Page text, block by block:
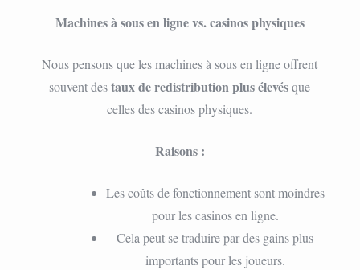
Machines à sous en ligne vs. casinos physiques
Nous pensons que les machines à sous en ligne offrent
souvent destaux de redistribution plus élevésque
celles des casinos physiques.
Raisons :
Les coûts de fonctionnement sont moindres
pour les casinos en ligne.
Cela peut se traduire par des gains plus
importants pour les joueurs.